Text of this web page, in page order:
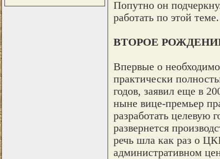
Попутно он
работать по этой теме.
ВТОРОЕ
Впервые о
практически
годов, заявил еще в
ныне вице-премьер
разработать целевую
развернется
речь шла как раз о
административном